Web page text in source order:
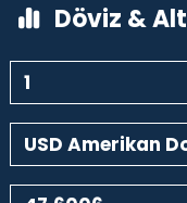
Döviz &